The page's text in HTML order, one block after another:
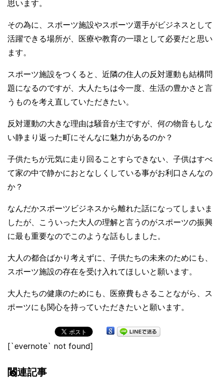
思います。
その為に、スポーツ施設やスポーツ選手がビジネスとして
活躍できる場所が、医療や教育の一環として必要だと思い
ます。
スポーツ施設をつくると、近隣の住人の反対運動も結構問
題になるのですが、大人たちは今一度、生活の豊かさと言
うものを考え直していただきたい。
反対運動の大きな理由は騒音が主ですが、何の物音もしな
い静まり返った町にそんなに魅力があるのか？
子供たちが元気に走り回ることすらできない、子供はすべ
て家の中で静かにおとなしくしている事がお利口さんなの
か？
なんだかスポーツビジネスから離れた話になってしまいま
したが、こういった大人の理解と言うのがスポーツの振興
に最も重要なのでこのような話もしました。
大人の都合ばかり考えずに、子供たちの未来のためにも、
スポーツ施設の存在を受け入れてほしいと願います。
大人たちの健康のためにも、医療費もさることながら、ス
ポーツにも関心を持っていただきたいと願います。
[`evernote` not found]
関連記事